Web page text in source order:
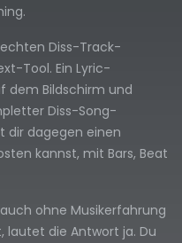
Diss-Track-
Tool. Ein Lyric-
dem Bildschirm und
Diss-Song-
dir dagegen einen
kannst, mit Bars, Beat
ohne Musikerfahrung
lautet die Antwort ja. Du